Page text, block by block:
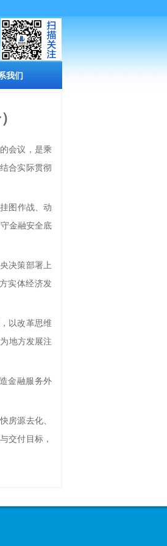
我们
会议，是乘
合实际贯彻
图作战、动
金融安全底
决策部署上
实体经济发
以改革思维
地方发展注
金融服务外
房源去化、
交付目标，